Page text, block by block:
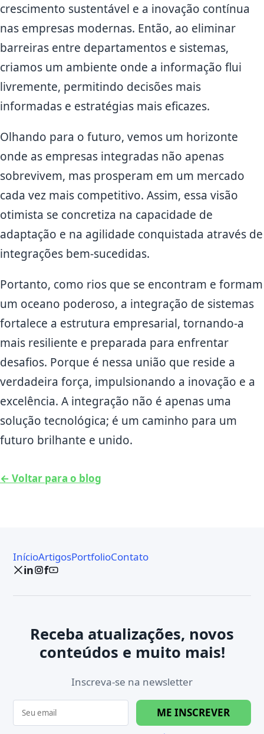
crescimento sustentável e a inovação contínua
nas empresas modernas. Então, ao eliminar
barreiras entre departamentos e sistemas,
criamos um ambiente onde a informação flui
livremente, permitindo decisões mais
informadas e estratégias mais eficazes.
Olhando para o futuro, vemos um horizonte
onde as empresas integradas não apenas
sobrevivem, mas prosperam em um mercado
cada vez mais competitivo. Assim, essa visão
otimista se concretiza na capacidade de
adaptação e na agilidade conquistada através de
integrações bem-sucedidas.
Portanto, como rios que se encontram e formam
um oceano poderoso, a integração de sistemas
fortalece a estrutura empresarial, tornando-a
mais resiliente e preparada para enfrentar
desafios. Porque é nessa união que reside a
verdadeira força, impulsionando a inovação e a
excelência. A integração não é apenas uma
solução tecnológica; é um caminho para um
futuro brilhante e unido.
← Voltar para o blog
InícioArtigosPortfolioContato
in f
Receba atualizações, novos
conteúdos e muito mais!
Inscreva-se na newsletter
ME INSCREVER